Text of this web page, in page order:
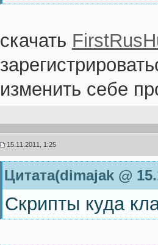
скачать
изменить себе
15.11.2011, 1:25
Цитата(dimajak @
Скрипты куда